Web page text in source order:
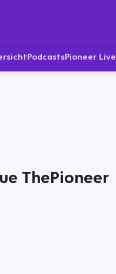
PodcastsPioneer Live
ThePioneer